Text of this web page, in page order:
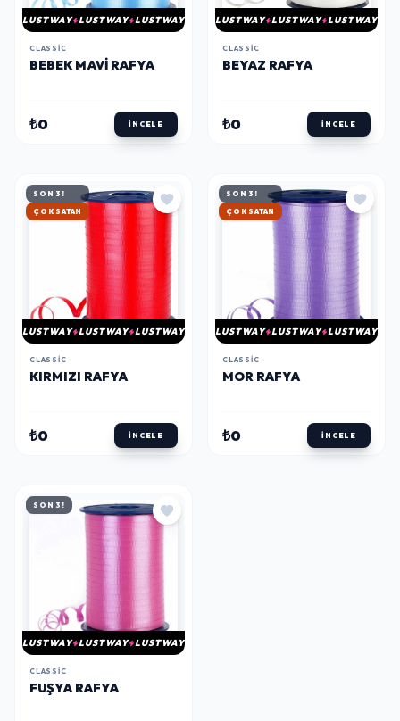
LUSTWAY LUSTWAY LUSTWAY
CLASSIC
BEBEK MAVI RAFYA
₺0 İNCELE
LUSTWAY LUSTWAY LUSTWAY
CLASSIC
BEYAZ RAFYA
₺0 İNCELE
SON 3!
HIZLI KARGO
LUSTWAY LUSTWAY LUSTWAY
CLASSIC
KIRMIZI RAFYA
₺0 İNCELE
SON 3!
HIZLI KARGO
LUSTWAY LUSTWAY LUSTWAY
CLASSIC
MOR RAFYA
₺0 İNCELE
SON 3!
LUSTWAY LUSTWAY LUSTWAY
CLASSIC
FUŞYA RAFYA